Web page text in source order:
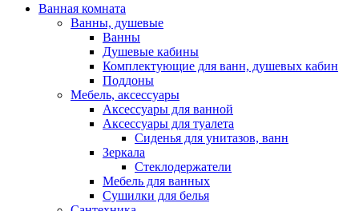
Ванная комната
Ванны, душевые
Ванны
Душевые кабины
Комплектующие для ванн, душевых кабин
Поддоны
Мебель, аксессуары
Аксессуары для ванной
Аксессуары для туалета
Сиденья для унитазов, ванн
Зеркала
Стеклодержатели
Мебель для ванных
Сушилки для белья